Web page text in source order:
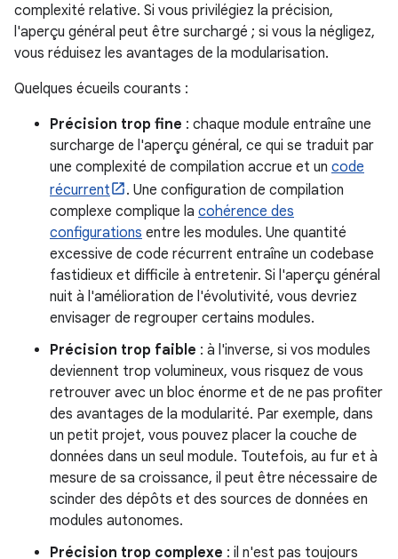
complexité relative. Si vous privilégiez la précision,
l'aperçu général peut être surchargé ; si vous la négligez,
vous réduisez les avantages de la modularisation.
Quelques écueils courants :
Précision trop fine : chaque module entraîne une
surcharge de l'aperçu général, ce qui se traduit par
une complexité de compilation accrue et un code
récurrent
. Une configuration de compilation
complexe complique la cohérence des
configurations entre les modules. Une quantité
excessive de code récurrent entraîne un codebase
fastidieux et difficile à entretenir. Si l'aperçu général
nuit à l'amélioration de l'évolutivité, vous devriez
envisager de regrouper certains modules.
Précision trop faible : à l'inverse, si vos modules
deviennent trop volumineux, vous risquez de vous
retrouver avec un bloc énorme et de ne pas profiter
des avantages de la modularité. Par exemple, dans
un petit projet, vous pouvez placer la couche de
données dans un seul module. Toutefois, au fur et à
mesure de sa croissance, il peut être nécessaire de
scinder des dépôts et des sources de données en
modules autonomes.
Précision trop complexe : il n'est pas toujours